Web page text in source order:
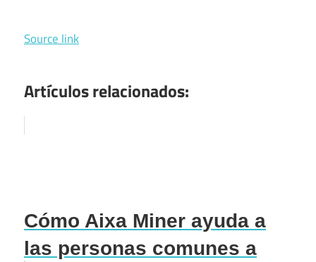
Source link
Artículos relacionados:
Cómo Aixa Miner ayuda a
las personas comunes a